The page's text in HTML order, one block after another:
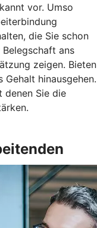
vor. Umso
die Sie schon
ans
zeigen. Bieten
hinausgehen.
denen Sie die